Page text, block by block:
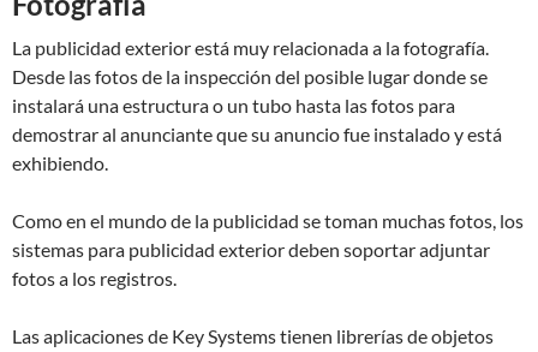
La publicidad exterior está muy relacionada a la fotografía.
Desde las fotos de la inspección del posible lugar donde se
instalará una estructura o un tubo hasta las fotos para
demostrar al anunciante que su anuncio fue instalado y está
exhibiendo.
Como en el mundo de la publicidad se toman muchas fotos, los
sistemas para publicidad exterior deben soportar adjuntar
fotos a los registros.
Las aplicaciones de Key Systems tienen librerías de objetos